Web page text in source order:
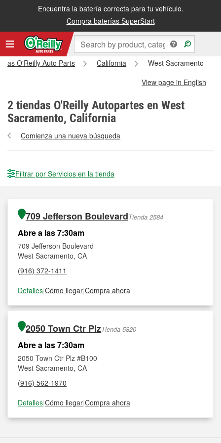
Encuentra la batería correcta para tu vehículo.
Compra baterías SuperStart
O'Reilly Auto Parts California
West Sacramento
View page in English
2 tiendas O'Reilly Autopartes en West
Sacramento, California
Comienza una nueva búsqueda
Filtrar por Servicios en la tienda
709 Jefferson BoulevardTienda 2584
Abre a las 7:30am
709 Jefferson Boulevard
West Sacramento, CA
(916) 372-1411
Detalles|Cómo llegar|Compra ahora
2050 Town Ctr PlzTienda 5820
Abre a las 7:30am
2050 Town Ctr Plz #B100
West Sacramento, CA
(916) 562-1970
Detalles|Cómo llegar|Compra ahora